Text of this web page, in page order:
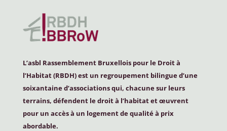
L’asbl Rassemblement Bruxellois pour le Droit à
l’Habitat (RBDH) est un regroupement bilingue d’une
soixantaine d’associations qui, chacune sur leurs
terrains, défendent le droit à l’habitat et œuvrent
pour un accès à un logement de qualité à prix
abordable.